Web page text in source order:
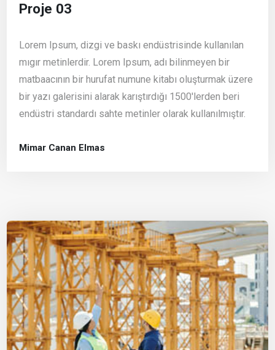
Proje 03
Lorem Ipsum, dizgi ve baskı endüstrisinde kullanılan
mıgır metinlerdir. Lorem Ipsum, adı bilinmeyen bir
matbaacının bir hurufat numune kitabı oluşturmak üzere
bir yazı galerisini alarak karıştırdığı 1500'lerden beri
endüstri standardı sahte metinler olarak kullanılmıştır.
Mimar Canan Elmas